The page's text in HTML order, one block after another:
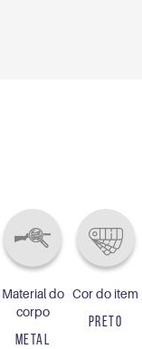
Material do
corpo
METAL
Cor do item
PRETO